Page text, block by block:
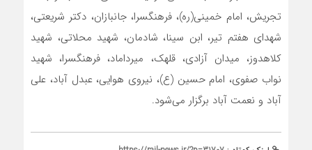
تجریش، امام خمینی(ره)، فرهنگسرا، جانبازان، دکتر شریعتی،
شهدای هفتم تیر، ابن سینا، شادمان، شهید محلاتی، شهید
کلاهدوز، میدان آزادی، قلهک، میرداماد، فرهنگسرا، شهید
نواب صفوی، امام حسین (ع)، نیروی هوایی، عبدل آباد، علی
آباد و نعمت آباد برگزار می‌شود.